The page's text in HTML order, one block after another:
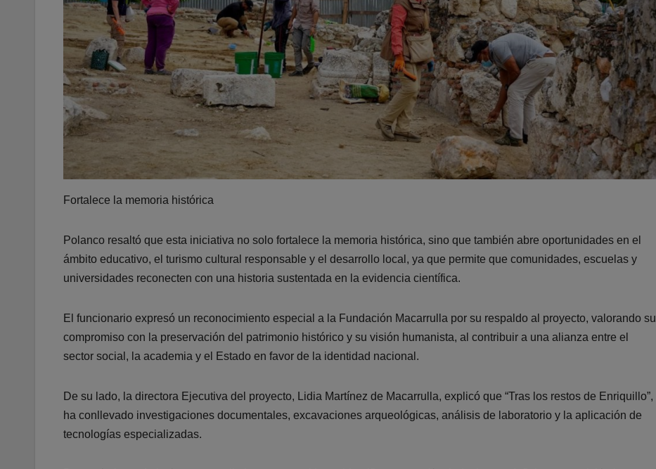
Fortalece la memoria histórica
Polanco resaltó que esta iniciativa no solo fortalece la memoria histórica, sino que también abre oportunidades en el
ámbito educativo, el turismo cultural responsable y el desarrollo local, ya que permite que comunidades, escuelas y
universidades reconecten con una historia sustentada en la evidencia científica.
El funcionario expresó un reconocimiento especial a la Fundación Macarrulla por su respaldo al proyecto, valorando su
compromiso con la preservación del patrimonio histórico y su visión humanista, al contribuir a una alianza entre el
sector social, la academia y el Estado en favor de la identidad nacional.
De su lado, la directora Ejecutiva del proyecto, Lidia Martínez de Macarrulla, explicó que “Tras los restos de Enriquillo”,
ha conllevado investigaciones documentales, excavaciones arqueológicas, análisis de laboratorio y la aplicación de
tecnologías especializadas.